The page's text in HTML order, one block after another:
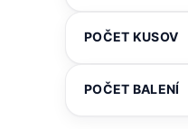
POČET KUSOV
POČET BALENÍ